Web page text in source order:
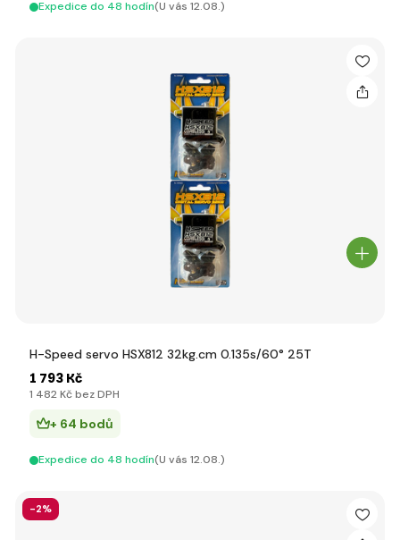
Expedice do 48 hodín(U vás 12.08.)
H-Speed servo HSX812 32kg.cm 0.135s/60° 25T
1 793 Kč
1 482 Kč bez DPH
+ 64 bodů
Expedice do 48 hodín(U vás 12.08.)
-2%